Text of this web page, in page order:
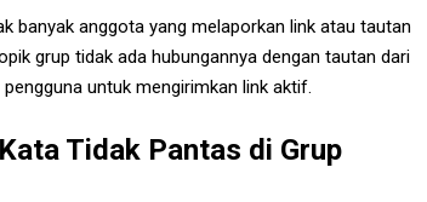
banyak anggota yang melaporkan link atau tautan
grup tidak ada hubungannya dengan tautan dari
untuk mengirimkan link aktif.
Tidak Pantas di Grup